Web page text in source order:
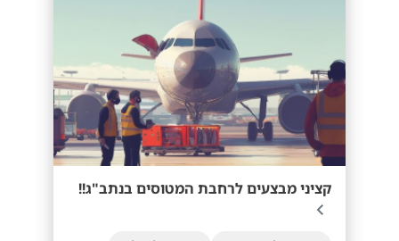
קציני מבצעים לרחבת המטוסים בנתב"ג!!